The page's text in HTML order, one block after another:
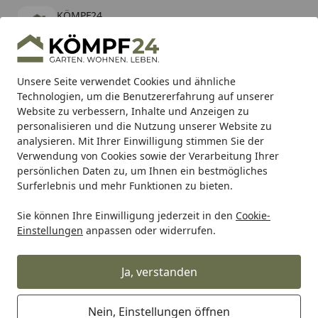
Unsere Seite verwendet Cookies und ähnliche
Technologien, um die Benutzererfahrung auf unserer
Website zu verbessern, Inhalte und Anzeigen zu
personalisieren und die Nutzung unserer Website zu
analysieren. Mit Ihrer Einwilligung stimmen Sie der
Verwendung von Cookies sowie der Verarbeitung Ihrer
persönlichen Daten zu, um Ihnen ein bestmögliches
Surferlebnis und mehr Funktionen zu bieten.
Sie können Ihre Einwilligung jederzeit in den Cookie-
Einstellungen anpassen oder widerrufen.
Ja, verstanden
Nein, Einstellungen öffnen
KÖMPF24
kostenlos - Im App Store
Hotline
Alle Produkte
Mein Konto
Suchen
Karibu Pools inkl. gratis Sandfilteranlage & Pool-
Starterset (Gesamtwert bis 468,99€)
Startseite
WMF WMF Bestecke WMF Einzelbestecke WMF
WMF Schneebesen 15 cm Profi Plus